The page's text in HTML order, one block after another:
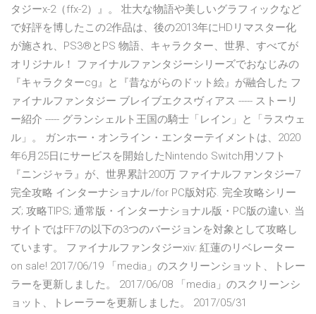
タジーx-2（ffx-2）』。 壮大な物語や美しいグラフィックなど
で好評を博したこの2作品は、後の2013年にHDリマスター化
が施され、PS3®とPS 物語、キャラクター、世界、すべてが
オリジナル！ ファイナルファンタジーシリーズでおなじみの
『キャラクターcg』と『昔ながらのドット絵』が融合した フ
ァイナルファンタジー ブレイブエクスヴィアス ----- ストーリ
ー紹介 ----- グランシェルト王国の騎士「レイン」と「ラスウェ
ル」。 ガンホー・オンライン・エンターテイメントは、2020
年6月25日にサービスを開始したNintendo Switch用ソフト
『ニンジャラ』が、世界累計200万 ファイナルファンタジー7
完全攻略 インターナショナル/for PC版対応. 完全攻略シリー
ズ; 攻略TIPS; 通常版・インターナショナル版・PC版の違い. 当
サイトではFF7の以下の3つのバージョンを対象として攻略し
ています。 ファイナルファンタジーxiv: 紅蓮のリベレーター
on sale! 2017/06/19 「media」のスクリーンショット、トレー
ラーを更新しました。 2017/06/08 「media」のスクリーンシ
ョット、トレーラーを更新しました。 2017/05/31